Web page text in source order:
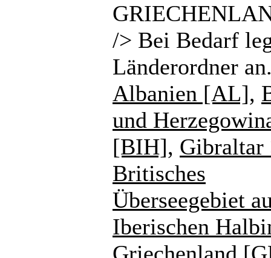
/> Bei Bedarf
Länderordner
Albanien [AL],
und
[BIH], Gibraltar
Britisches
Überseegebiet
Iberischen